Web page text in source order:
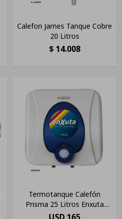
Calefon James Tanque Cobre
20 Litros
$ 14.008
Termotanque Calefón
Prisma 25 Litros Enxuta
Tanque Acero Amv Color